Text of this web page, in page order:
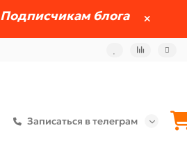
Подписчикам блога
Записаться в телеграм